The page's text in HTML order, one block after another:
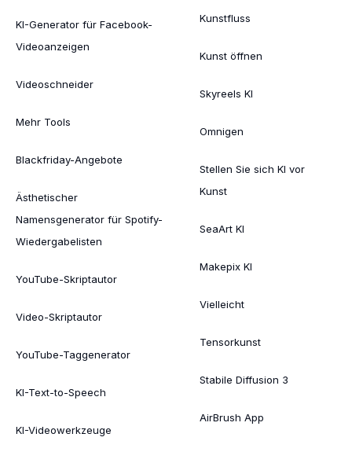
KI-Generator für Facebook-
Videoanzeigen
Videoschneider
Mehr Tools
Blackfriday-Angebote
Ästhetischer
Namensgenerator für Spotify-
Wiedergabelisten
YouTube-Skriptautor
Video-Skriptautor
YouTube-Taggenerator
KI-Text-to-Speech
KI-Videowerkzeuge
Kunstfluss
Kunst öffnen
Skyreels KI
Omnigen
Stellen Sie sich KI vor
Kunst
SeaArt KI
Makepix KI
Vielleicht
Tensorkunst
Stabile Diffusion 3
AirBrush App